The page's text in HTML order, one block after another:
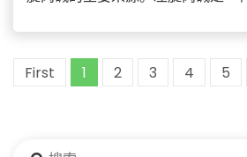
而对人体无毒副作用。
First 1 2 3 4 5